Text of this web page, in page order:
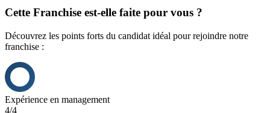
Cette Franchise est-elle faite pour vous ?
Découvrez les points forts du candidat idéal pour rejoindre notre
franchise :
Expérience en management
4/4